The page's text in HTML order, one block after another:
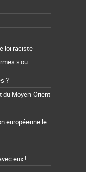
loi raciste
» ou
?
du Moyen-Orient
européenne le
eux !